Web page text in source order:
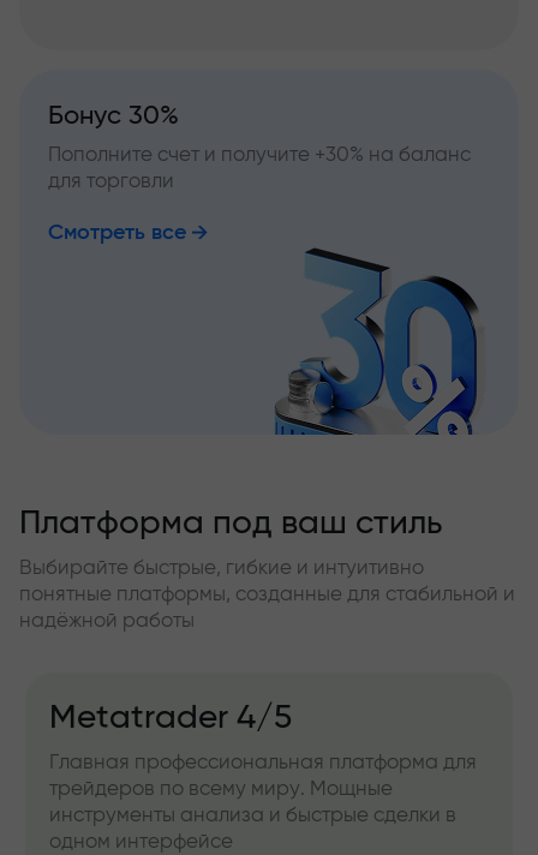
Бонус 30%
Пополните счет и получите +30% на баланс
для торговли
Смотреть все
Платформа под ваш стиль
Выбирайте быстрые, гибкие и интуитивно
понятные платформы, созданные для стабильной и
надёжной работы
Metatrader 4/5
Главная профессиональная платформа для
трейдеров по всему миру. Мощные
инструменты анализа и быстрые сделки в
одном интерфейсе